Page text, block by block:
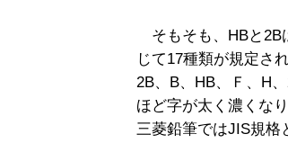
そもそも、HBと2B
じて17種類が規定さ
2B、B、HB、Ｆ、H
ほど字が太く濃くな
三菱鉛筆ではJIS規格